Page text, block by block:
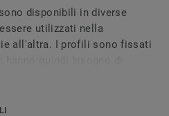
disponibili in diverse
utilizzati nella
all'altra. I profili sono fissati
vengono utilizzati per la
forniscono uno spazio di